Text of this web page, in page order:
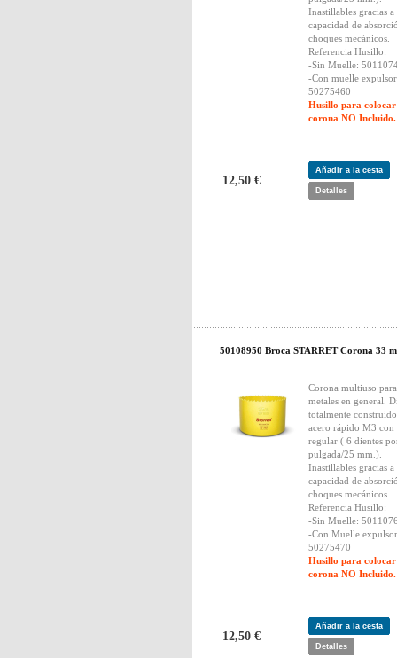
Inastillables gracias a
capacidad de
choques mecánicos.
Referencia Husillo:
-Sin Muelle:
-Con muelle
50275460
Husillo para
corona NO Incluido.
12,50 €
Añadir a la cesta
Detalles
50108950 Broca STARRET Corona 33
Corona multiuso para
metales en general.
totalmente
acero rápido M3 con
regular ( 6 dientes
pulgada/25 mm.).
Inastillables gracias a
capacidad de
choques mecánicos.
Referencia Husillo:
-Sin Muelle:
-Con Muelle
50275470
Husillo para
corona NO Incluido.
12,50 €
Añadir a la cesta
Detalles